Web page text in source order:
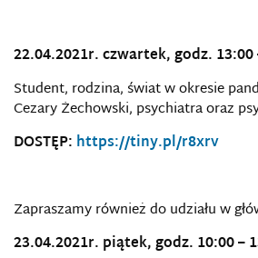
22.04.2021r. czwartek, godz.
Student, rodzina, świat w okresie
Cezary Żechowski, psychiatra oraz
DOSTĘP: https://tiny.pl/r8xrv
Zapraszamy również do udziału w
23.04.2021r. piątek, godz. 10:00 –